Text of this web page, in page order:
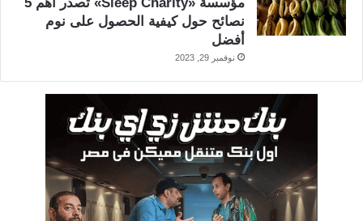
نصائح حول كيفية الحصول على نوم
أفضل
نوفمبر 29, 2023